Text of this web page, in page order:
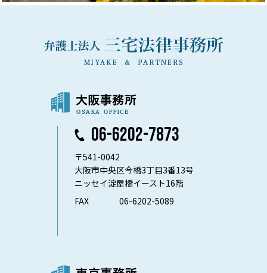
06-6202-7873
〒541-0042
大阪市中央区今橋3丁目3番13号
ニッセイ淀屋橋イースト16階
FAX
06-6202-5089